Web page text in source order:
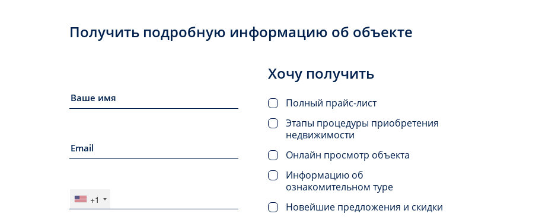
Получить подробную информацию об объекте
+1
Хочу получить
Полный прайс-лист
Этапы процедуры приобретения
недвижимости
Онлайн просмотр объекта
Информацию об
ознакомительном туре
Новейшие предложения и скидки